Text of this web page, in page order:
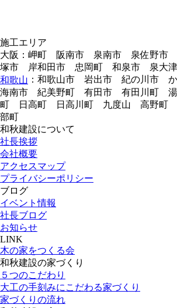
施工エリア
大阪：岬町 阪南市 泉南市 泉佐野
塚市 岸和田市 忠岡町 和泉市 泉大
和歌山 ：和歌山市 岩出市 紀の川市
海南市 紀美野町 有田市 有田川町
町 日高町 日高川町 九度山 高野町
部町
和秋建設について
社長挨拶
会社概要
アクセスマップ
プライバシーポリシー
ブログ
イベント情報
社長ブログ
お知らせ
LINK
木の家をつくる会
和秋建設の家づくり
５つのこだわり
大工の手刻みにこだわる家づくり
家づくりの流れ